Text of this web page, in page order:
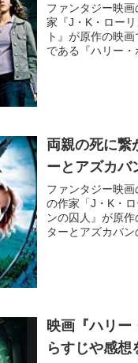
ファンタジー映
家『J・K・ロー
ト』が原作の映
である『ハリー
両親の死に繋
ーとアズカバ
ファンタジー映
の作家「J・K・
ンの囚人』が原
ターとアズカバ
映画『ハリー
らすじや感想